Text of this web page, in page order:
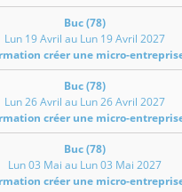
Buc (78)
Lun 19 Avril au Lun 19 Avril 2027
créer une micro-
Buc (78)
Lun 26 Avril au Lun 26 Avril 2027
créer une micro-
Buc (78)
Lun 03 Mai au Lun 03 Mai 2027
créer une micro-